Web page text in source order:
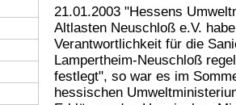
21.01.2003 "Hessens
Altlasten Neuschloß e.V.
Verantwortlichkeit für die
Lampertheim-Neuschloß
festlegt", so war es im
hessischen